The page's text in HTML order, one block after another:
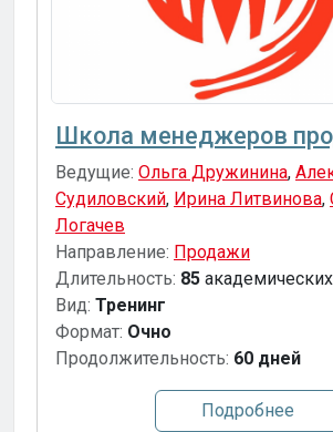
Школа менеджеров
Ведущие: Ольга Дружинина,
Судиловский, Ирина Литвинова,
Логачев
Направление: Продажи
Длительность: 85
Вид: Тренинг
Формат: Очно
Продолжительность: 60 дней
Подробнее